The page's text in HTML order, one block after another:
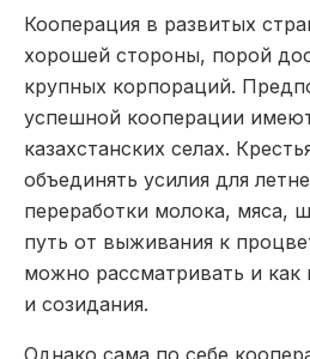
Кооперация в развитых
хорошей стороны, порой
крупных корпораций.
успешной кооперации
казахстанских селах.
объединять усилия для
переработки молока, мяса,
путь от выживания к
можно рассматривать и как
и созидания.